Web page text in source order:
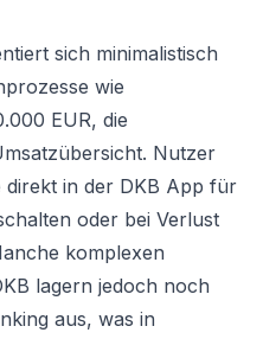
sich minimalistisch
wie
EUR, die
Nutzer
direkt in der DKB App für
oder bei Verlust
komplexen
lagern jedoch noch
aus, was in